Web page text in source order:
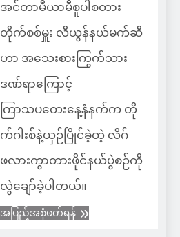
အင်တာမီယာမီစူပါစတား
တိုက်စစ်မှူး လီယွန်နယ်မက်ဆီ
ဟာ အသေးစားကြွက်သား
ဒဏ်ရာကြောင့်
ကြာသပတေးနေ့နံနက်က တို
က်ဂါးစ်နဲ့ယှဉ်ပြိုင်ခဲ့တဲ့ လိဂ်
ဖလားကွာတားဖိုင်နယ်ပွဲစဉ်ကို
လွဲချော်ခဲ့ပါတယ်။
အပြည့်အစုံဖတ်ရန်